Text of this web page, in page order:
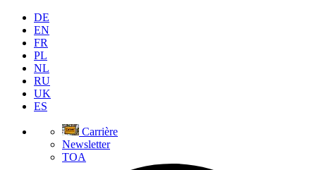
DE
EN
FR
PL
NL
RU
UK
ES
Carrière
Newsletter
TOA